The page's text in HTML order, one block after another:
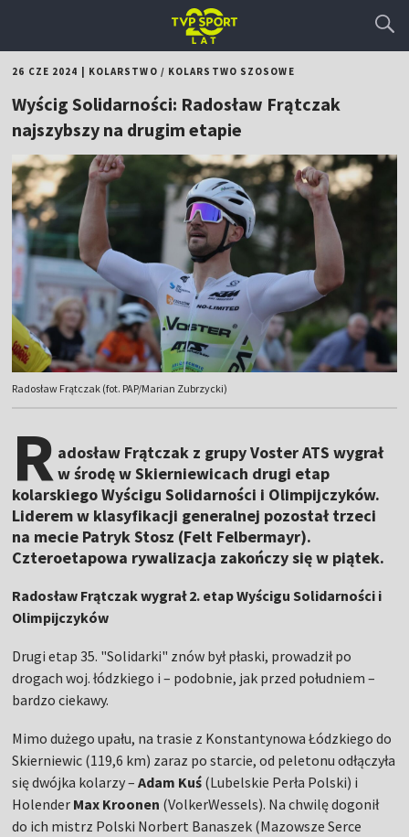
26 CZE 2024 KOLARSTWO / KOLARSTWO SZOSOWE
Wyścig Solidarności: Radosław Frątczak
najszybszy na drugim etapie
Radosław Frątczak (fot. PAP/Marian Zubrzycki)
R adosław Frątczak z grupy Voster ATS wygrał
w środę w Skierniewicach drugi etap
kolarskiego Wyścigu Solidarności i Olimpijczyków.
Liderem w klasyfikacji generalnej pozostał trzeci
na mecie Patryk Stosz (Felt Felbermayr).
Czteroetapowa rywalizacja zakończy się w piątek.
Radosław Frątczak wygrał 2. etap Wyścigu Solidarności i
Olimpijczyków
Drugi etap 35. "Solidarki" znów był płaski, prowadził po
drogach woj. łódzkiego i – podobnie, jak przed południem –
bardzo ciekawy.
Mimo dużego upału, na trasie z Konstantynowa Łódzkiego do
Skierniewic (119,6 km) zaraz po starcie, od peletonu odłączyła
się dwójka kolarzy –Adam Kuś (Lubelskie Perła Polski) i
Holender Max Kroonen (VolkerWessels). Na chwilę dogonił
do ich mistrz Polski Norbert Banaszek (Mazowsze Serce